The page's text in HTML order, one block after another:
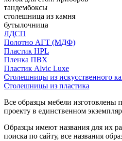
тандембоксы
столешница из камня
бутылочница
ЛДСП
Полотно АГТ (МДФ)
Пластик HPL
Пленка ПВХ
Пластик Alvic Luxe
Столешницы из искусственного
Столешницы из пластика
Все образцы мебели изготовлены
проекту в единственном
Образцы имеют названия для их
поиска по сайту, все названия